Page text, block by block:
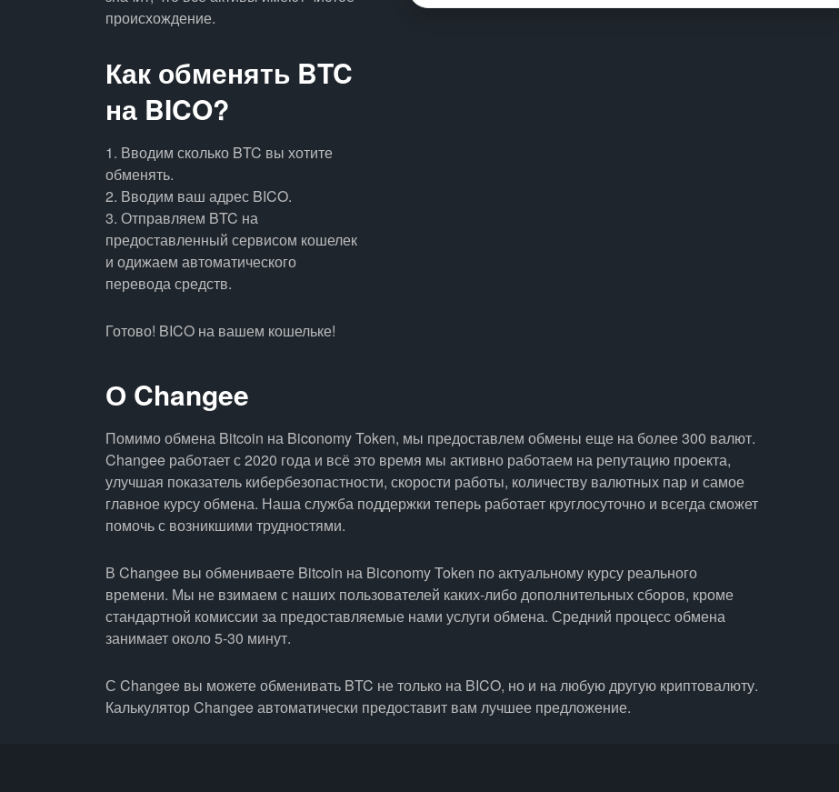
происхождение.
Как обменять BTC
на BICO?
1. Вводим сколько BTC вы хотите
обменять.
2. Вводим ваш адрес BICO.
3. Отправляем BTC на
предоставленный сервисом кошелек
и одижаем автоматического
перевода средств.
Готово! BICO на вашем кошельке!
О Changee
Помимо обмена Bitcoin на Biconomy Token, мы предоставлем обмены еще на более 300 валют.
Changee работает с 2020 года и всё это время мы активно работаем на репутацию проекта,
улучшая показатель кибербезопастности, скорости работы, количеству валютных пар и самое
главное курсу обмена. Наша служба поддержки теперь работает круглосуточно и всегда сможет
помочь с возникшими трудностями.
В Changee вы обмениваете Bitcoin на Biconomy Token по актуальному курсу реального
времени. Мы не взимаем с наших пользователей каких-либо дополнительных сборов, кроме
стандартной комиссии за предоставляемые нами услуги обмена. Средний процесс обмена
занимает около 5-30 минут.
С Changee вы можете обменивать BTC не только на BICO, но и на любую другую криптовалюту.
Калькулятор Changee автоматически предоставит вам лучшее предложение.